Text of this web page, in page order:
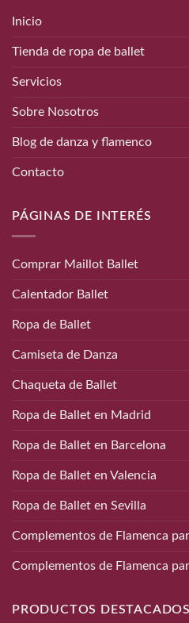
Inicio
Tienda de ropa de ballet
Servicios
Sobre Nosotros
Blog de danza y flamenco
Contacto
PÁGINAS DE INTERÉS
Comprar Maillot Ballet
Calentador Ballet
Ropa de Ballet
Camiseta de Danza
Chaqueta de Ballet
Ropa de Ballet en Madrid
Ropa de Ballet en Barcelona
Ropa de Ballet en Valencia
Ropa de Ballet en Sevilla
Complementos de Flamenca
Complementos de Flamenca
PRODUCTOS DESTACADOS